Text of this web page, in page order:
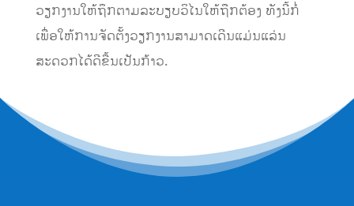
ວຽກງານໃຫ້ຖຶກຕາມລະບຽບວິໄນໃຫ້ຖືກຕ້ອງ ທັງນີ້ກໍ່
ເພື່ອໃຫ້ການຈັດຕັ້ງວຽກງານສາມາດເດີນແມ່ນແລ່ນ
ສະດວກໄດ້ດີຂື້ນເປັນກ້າວ.